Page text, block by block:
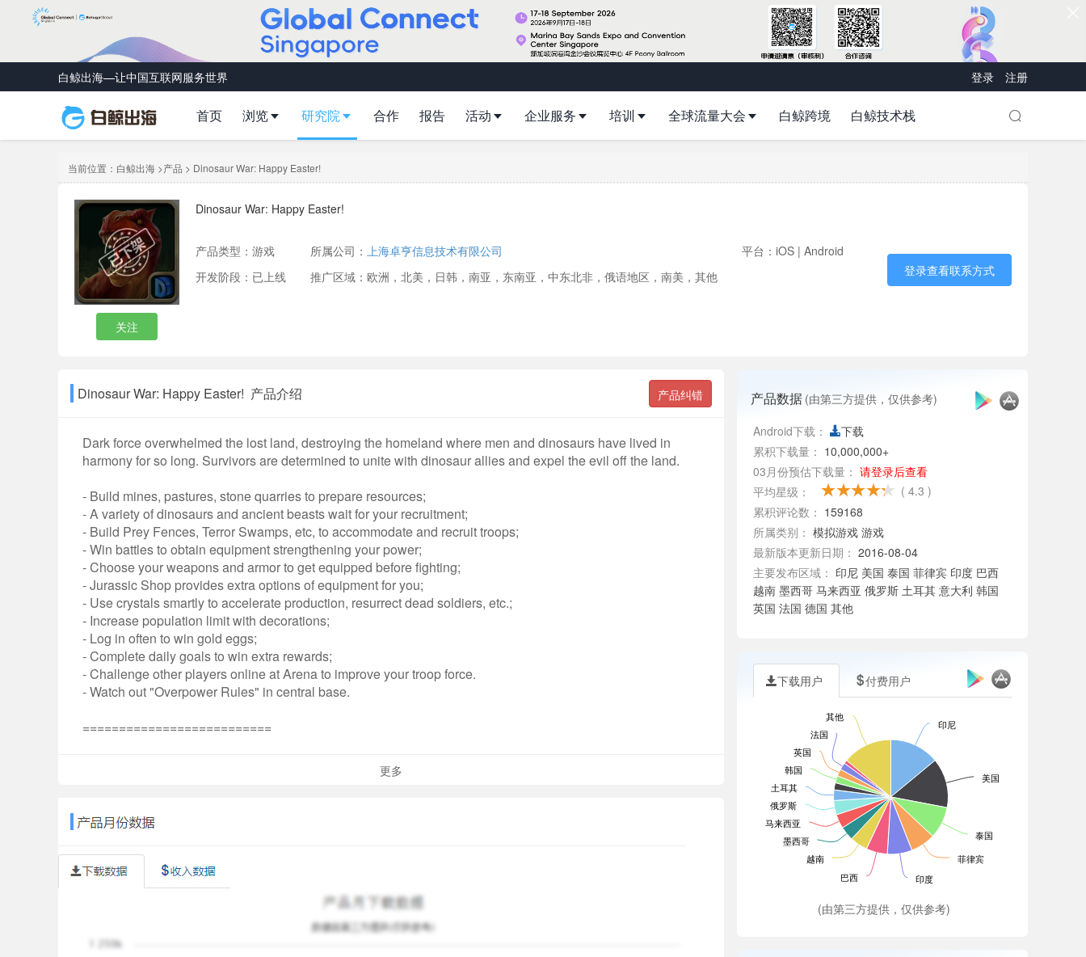
白鲸出海—让中国互联网服务世界 登录 注册
首页 浏览 研究院 合作 报告 活动 企业服务 培训 全球流量大会 白鲸跨境 白鲸技术栈
当前位置： 白鲸出海 >产品 > Dinosaur War: Happy Easter!
关注
Dinosaur War: Happy Easter!
产品类型： 游戏
开发阶段：已上线
所属公司： 上海卓亨信息技术有限公司
推广区域：欧洲，北美，日韩，南亚，东南亚，中东北非，俄语地区，南美，其他
平台：iOS | Android
登录查看联系方式
Dinosaur War: Happy Easter! 产品介绍 产品纠错
Dark force overwhelmed the lost land, destroying the homeland where men and dinosaurs have lived in
harmony for so long. Survivors are determined to unite with dinosaur allies and expel the evil off the land.
- Build mines, pastures, stone quarries to prepare resources;
- A variety of dinosaurs and ancient beasts wait for your recruitment;
- Build Prey Fences, Terror Swamps, etc, to accommodate and recruit troops;
- Win battles to obtain equipment strengthening your power;
- Choose your weapons and armor to get equipped before fighting;
- Jurassic Shop provides extra options of equipment for you;
- Use crystals smartly to accelerate production, resurrect dead soldiers, etc.;
- Increase population limit with decorations;
- Log in often to win gold eggs;
- Complete daily goals to win extra rewards;
- Challenge other players online at Arena to improve your troop force.
- Watch out "Overpower Rules" in central base.
==========================
Poker, Turbo Kids, Gun of Glory and many other top popular games. Droidhen is also marked as top
更多
产品数据 (由第三方提供，仅供参考)
Android下载：
下载
累积下载量： 10,000,000+
03月份预估下载量： 请登录后查看
平均星级：
( 4.3 )
累积评论数： 159168
所属类别： 模拟游戏 游戏
最新版本更新日期： 2016-08-04
主要发布区域： 印尼 美国 泰国 菲律宾 印度 巴西
越南 墨西哥 马来西亚 俄罗斯 土耳其 意大利 韩国
英国 法国 德国 其他
下载用户 付费用户
印尼
美国
泰国
菲律宾
印度
巴西
越南
墨西哥
马来西亚
俄罗斯
土耳其
韩国
英国
法国
其他
(由第三方提供，仅供参考)